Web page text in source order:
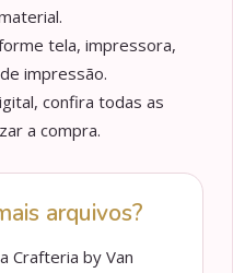
tela, impressora,
impressão.
confira todas as
a compra.
arquivos?
Crafteria by Van